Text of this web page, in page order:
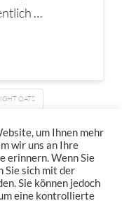
…
OATS
um Ihnen mehr
wir uns an Ihre
erinnern. Wenn Sie
Sie sich mit der
Sie können jedoch
eine kontrollierte